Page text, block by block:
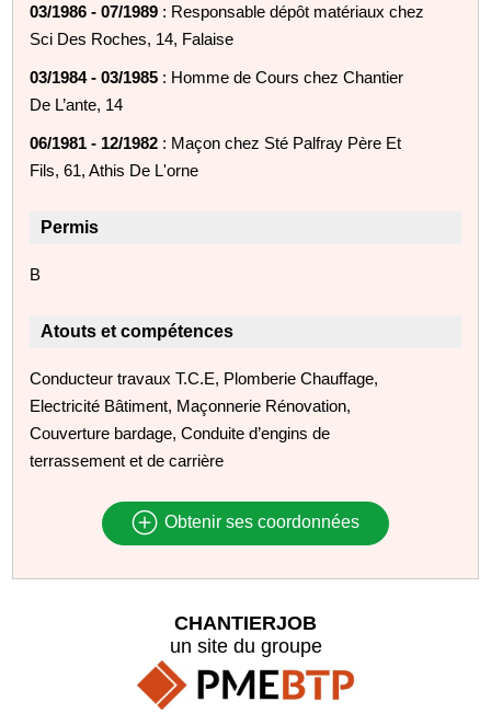
03/1986 - 07/1989 : Responsable dépôt matériaux chez
Sci Des Roches, 14, Falaise
03/1984 - 03/1985 : Homme de Cours chez Chantier
De L’ante, 14
06/1981 - 12/1982 : Maçon chez Sté Palfray Père Et
Fils, 61, Athis De L'orne
Permis
B
Atouts et compétences
Conducteur travaux T.C.E, Plomberie Chauffage,
Electricité Bâtiment, Maçonnerie Rénovation,
Couverture bardage, Conduite d’engins de
terrassement et de carrière
Obtenir ses coordonnées
CHANTIERJOB
un site du groupe